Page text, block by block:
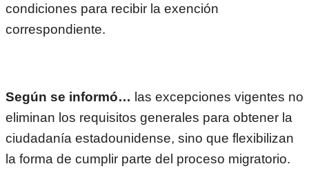
condiciones para recibir la exención
correspondiente.
Según se informó… las excepciones vigentes no
eliminan los requisitos generales para obtener la
ciudadanía estadounidense, sino que flexibilizan
la forma de cumplir parte del proceso migratorio.